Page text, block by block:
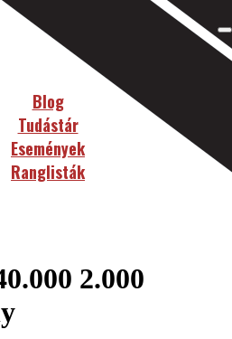
Blog
Tudástár
Események
Ranglisták
2.000